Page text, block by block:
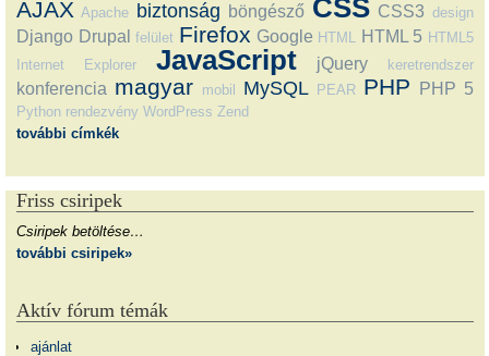
AJAX Apache biztonság böngésző CSS CSS3 design
Django Drupal felület Firefox Google HTML HTML 5 HTML5
Internet Explorer
JavaScript jQuery keretrendszer
konferencia magyar mobil MySQL PEAR PHP PHP 5
Python rendezvény WordPress Zend
további címkék
Friss csiripek
Csiripek betöltése…
további csiripek»
Aktív fórum témák
ajánlat